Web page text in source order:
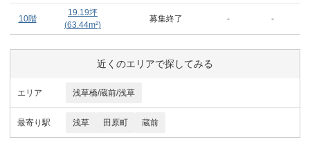
10階
19.19坪
(63.44m²)
募集終了 - -
近くのエリアで探してみる
エリア 浅草橋/蔵前/浅草
最寄り駅 浅草 田原町 蔵前